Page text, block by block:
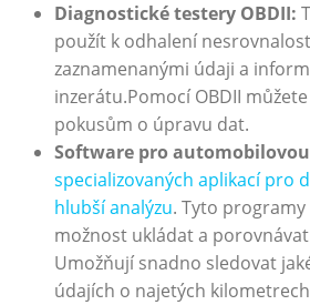
Diagnostické testery OBDII:
použít k odhalení
zaznamenanými údaji a
inzerátu.Pomocí OBDII
pokusům o úpravu dat.
Software pro
specializovaných aplikací pro
hlubší analýzu. Tyto
možnost ukládat a
Umožňují snadno sledovat
údajích o najetých